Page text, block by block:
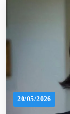
20/05/2026